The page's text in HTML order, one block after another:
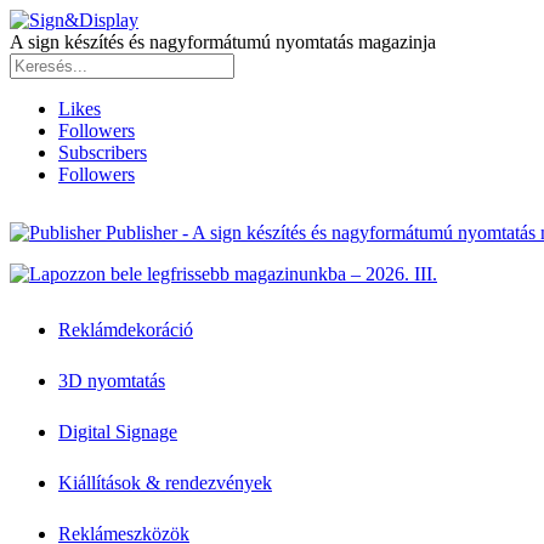
A sign készítés és nagyformátumú nyomtatás magazinja
Likes
Followers
Subscribers
Followers
Publisher - A sign készítés és nagyformátumú nyomtatás
Reklámdekoráció
3D nyomtatás
Digital Signage
Kiállítások & rendezvények
Reklámeszközök